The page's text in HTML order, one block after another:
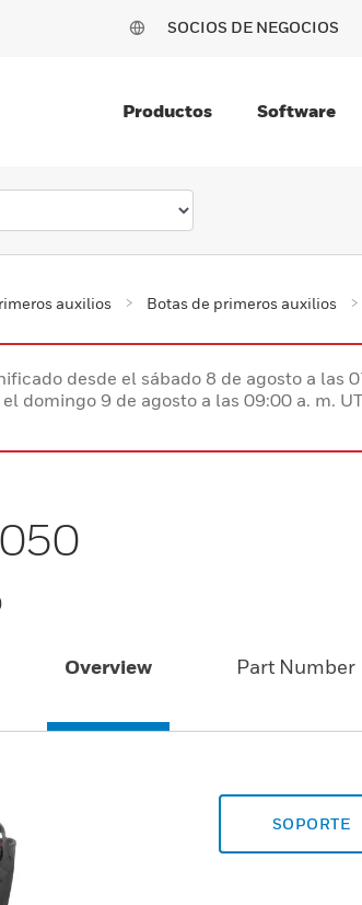
SOCIOS DE NEGOCIOS
Productos Software
auxilios Botas de primeros auxilios
desde el sábado 8 de agosto a las
domingo 9 de agosto a las 09:00 a. m.
Overview Part Number
SOPORTE